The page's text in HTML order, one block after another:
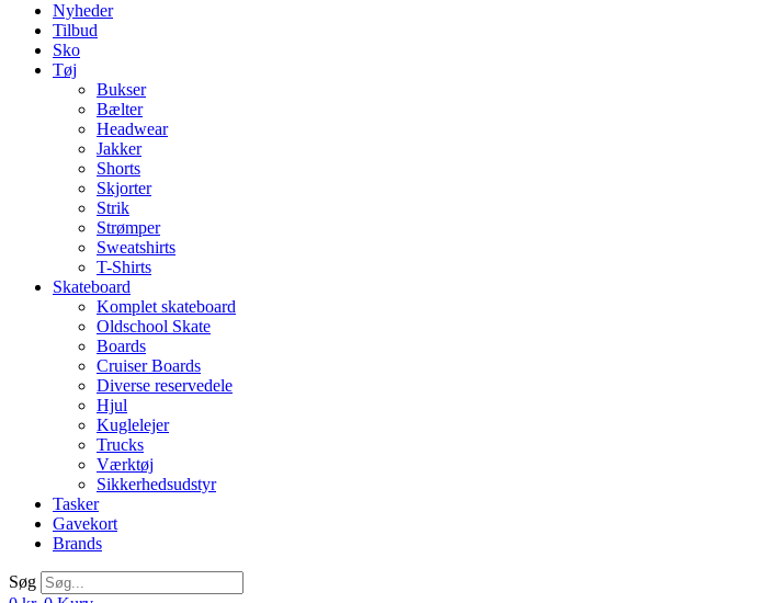
Nyheder
Tilbud
Sko
Tøj
Bukser
Bælter
Headwear
Jakker
Shorts
Skjorter
Strik
Strømper
Sweatshirts
T-Shirts
Skateboard
Komplet skateboard
Oldschool Skate
Boards
Cruiser Boards
Diverse reservedele
Hjul
Kuglelejer
Trucks
Værktøj
Sikkerhedsudstyr
Tasker
Gavekort
Brands
Søg